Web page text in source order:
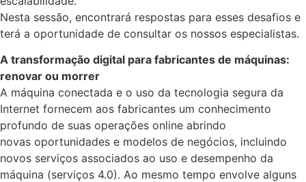
Nesta sessão, encontrará respostas para esses desafios e
terá a oportunidade de consultar os nossos especialistas.
A transformação digital para fabricantes de máquinas:
renovar ou morrer
A máquina conectada e o uso da tecnologia segura da
Internet fornecem aos fabricantes um conhecimento
profundo de suas operações online abrindo
novas oportunidades e modelos de negócios, incluindo
novos serviços associados ao uso e desempenho da
máquina (serviços 4.0). Ao mesmo tempo envolve alguns